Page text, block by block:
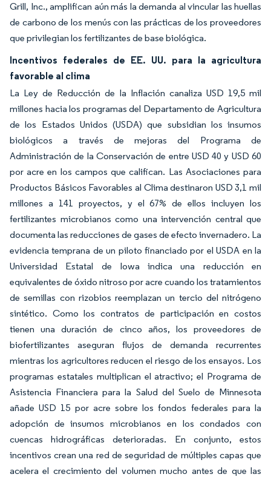
Grill, Inc., amplifican aún más la demanda al vincular las huellas
de carbono de los menús con las prácticas de los proveedores
que privilegian los fertilizantes de base biológica.
Incentivos federales de EE. UU. para la agricultura
favorable al clima
La Ley de Reducción de la Inflación canaliza USD 19,5 mil
millones hacia los programas del Departamento de Agricultura
de los Estados Unidos (USDA) que subsidian los insumos
biológicos a través de mejoras del Programa de
Administración de la Conservación de entre USD 40 y USD 60
por acre en los campos que califican. Las Asociaciones para
Productos Básicos Favorables al Clima destinaron USD 3,1 mil
millones a 141 proyectos, y el 67% de ellos incluyen los
fertilizantes microbianos como una intervención central que
documenta las reducciones de gases de efecto invernadero. La
evidencia temprana de un piloto financiado por el USDA en la
Universidad Estatal de Iowa indica una reducción en
equivalentes de óxido nitroso por acre cuando los tratamientos
de semillas con rizobios reemplazan un tercio del nitrógeno
sintético. Como los contratos de participación en costos
tienen una duración de cinco años, los proveedores de
biofertilizantes aseguran flujos de demanda recurrentes
mientras los agricultores reducen el riesgo de los ensayos. Los
programas estatales multiplican el atractivo; el Programa de
Asistencia Financiera para la Salud del Suelo de Minnesota
añade USD 15 por acre sobre los fondos federales para la
adopción de insumos microbianos en los condados con
cuencas hidrográficas deterioradas. En conjunto, estos
incentivos crean una red de seguridad de múltiples capas que
acelera el crecimiento del volumen mucho antes de que las